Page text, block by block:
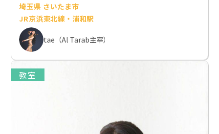
埼玉県 さいたま市
JR京浜東北線・浦和駅
tae（Al Tarab主宰）
教室